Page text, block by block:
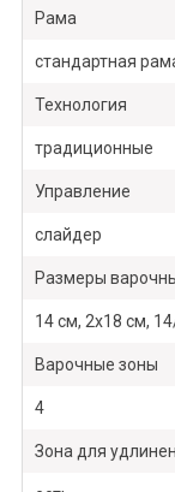
Рама
стандартная
Технология
традиционные
Управление
слайдер
Размеры
14 см, 2x18 см,
Варочные зоны
4
Зона для